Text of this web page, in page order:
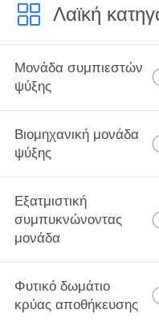
Λαϊκή
Μονάδα συμπιεστών
ψύξης
Βιομηχανική μονάδα
ψύξης
Εξατμιστική
συμπυκνώνοντας
μονάδα
Φυτικό δωμάτιο
κρύας αποθήκευσης